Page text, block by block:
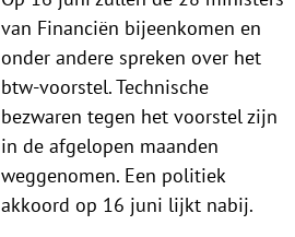
van Financiën bijeenkomen en
onder andere spreken over het
btw-voorstel. Technische
bezwaren tegen het voorstel zijn
in de afgelopen maanden
weggenomen. Een politiek
akkoord op 16 juni lijkt nabij.